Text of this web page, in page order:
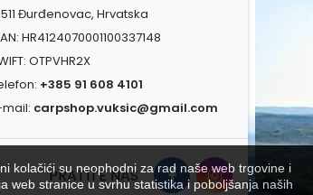
Đurđenovac, Hrvatska
HR4124070001100337148
OTPVHR2X
+385 91 608 4101
carpshop.vuksic@gmail.com
kolačići su neophodni za rad naše web trgovine i
web stranice u svrhu statistika i poboljšanja naših
PRATITE NAS